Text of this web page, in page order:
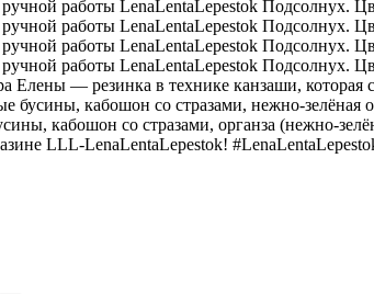
Елены — резинка в технике канзаши,
бусины, кабошон со стразами, нежно‑зелёная
кабошон со стразами, органза
LLL‑LenaLentaLepestok!